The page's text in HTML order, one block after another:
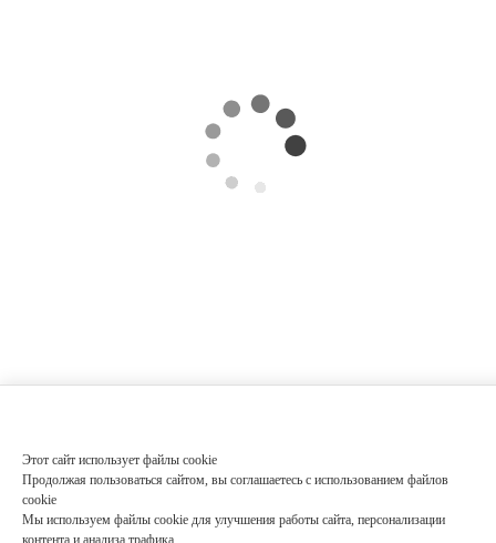
Этот сайт использует файлы cookie
Продолжая пользоваться сайтом, вы соглашаетесь с использованием файлов
cookie
Мы используем файлы cookie для улучшения работы сайта, персонализации
контента и анализа трафика